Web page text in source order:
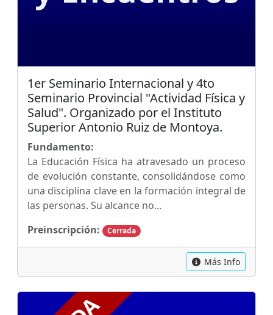
1er Seminario Internacional y 4to
Seminario Provincial "Actividad Física y
Salud". Organizado por el Instituto
Superior Antonio Ruiz de Montoya.
Fundamento:
La Educación Física ha atravesado un proceso
de evolución constante, consolidándose como
una disciplina clave en la formación integral de
las personas. Su alcance no...
Preinscripción:
Cerrada
Más Info